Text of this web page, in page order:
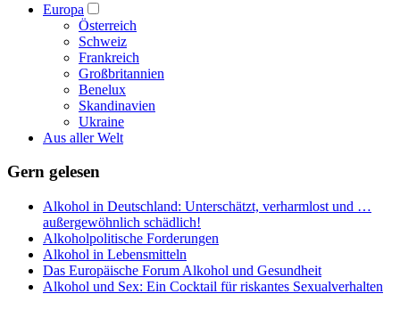
Europa
Österreich
Schweiz
Frankreich
Großbritannien
Benelux
Skandinavien
Ukraine
Aus aller Welt
Gern gelesen
Alkohol in Deutschland: Unterschätzt, verharmlost und …
außergewöhnlich schädlich!
Alkoholpolitische Forderungen
Alkohol in Lebensmitteln
Das Europäische Forum Alkohol und Gesundheit
Alkohol und Sex: Ein Cocktail für riskantes Sexualverhalten